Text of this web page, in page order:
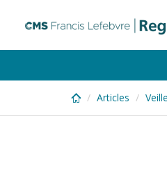
content
Articles